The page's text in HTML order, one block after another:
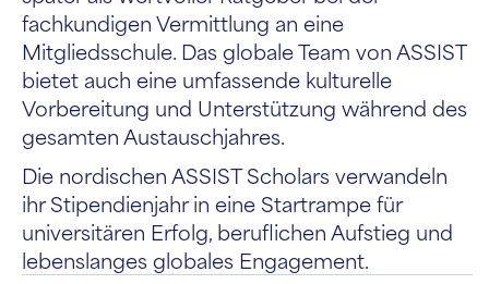
fachkundigen Vermittlung an eine
Mitgliedsschule. Das globale Team von ASSIST
bietet auch eine umfassende kulturelle
Vorbereitung und Unterstützung während des
gesamten Austauschjahres.
Die nordischen ASSIST Scholars verwandeln
ihr Stipendienjahr in eine Startrampe für
universitären Erfolg, beruflichen Aufstieg und
lebenslanges globales Engagement.